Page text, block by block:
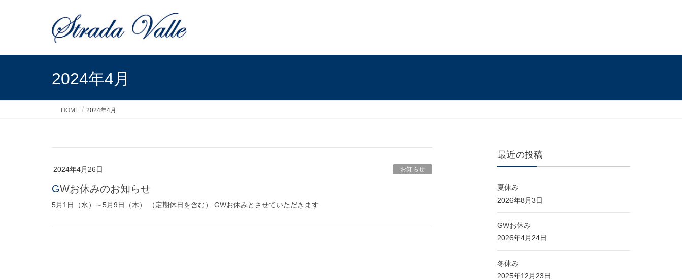
2024年4月
HOME 2024年4月
2024年4月26日 お知らせ
GWお休みのお知らせ
5月1日（水）～5月9日（木） （定期休日を含む） GWお休みとさせていただきます
最近の投稿
夏休み
2026年8月3日
GWお休み
2026年4月24日
冬休み
2025年12月23日